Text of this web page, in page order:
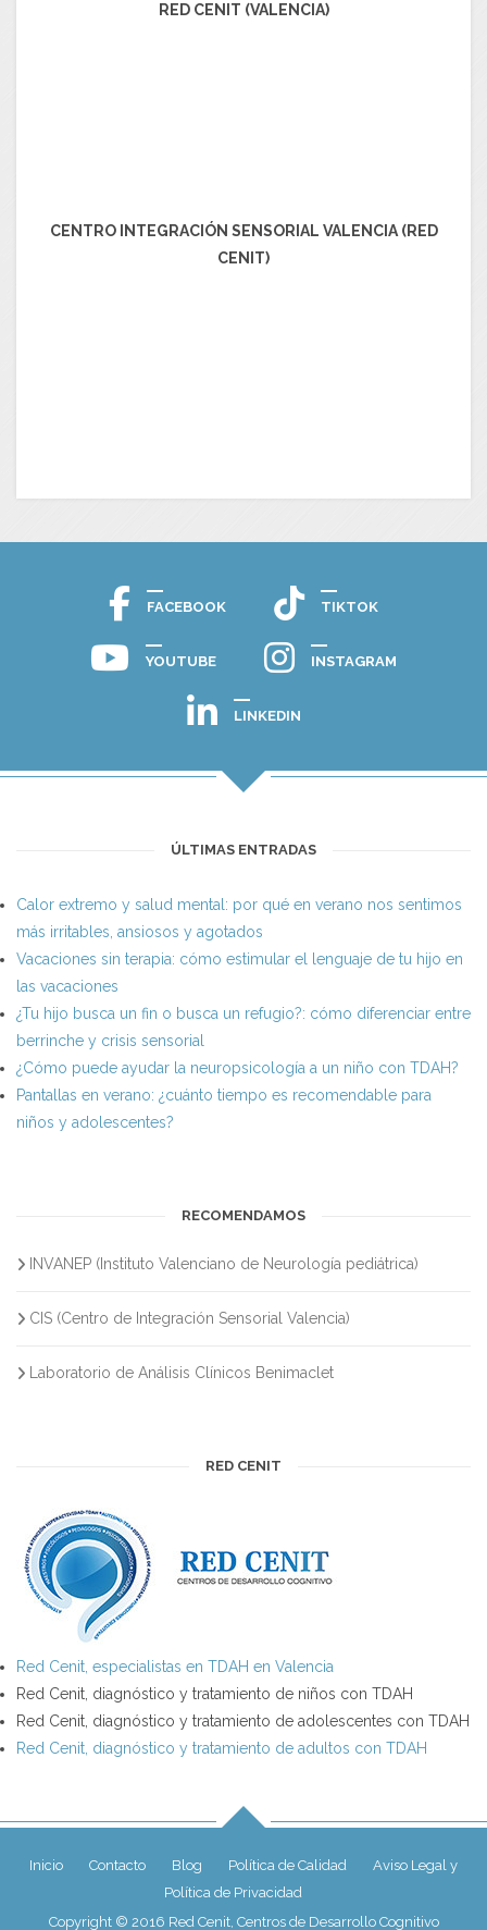
RED CENIT (VALENCIA)
CENTRO INTEGRACIÓN SENSORIAL VALENCIA (RED
CENIT)
FACEBOOK TIKTOK
YOUTUBE INSTAGRAM
LINKEDIN
ÚLTIMAS ENTRADAS
Calor extremo y salud mental: por qué en verano nos sentimos
más irritables, ansiosos y agotados
Vacaciones sin terapia: cómo estimular el lenguaje de tu hijo en
las vacaciones
¿Tu hijo busca un fin o busca un refugio?: cómo diferenciar entre
berrinche y crisis sensorial
¿Cómo puede ayudar la neuropsicología a un niño con TDAH?
Pantallas en verano: ¿cuánto tiempo es recomendable para
niños y adolescentes?
RECOMENDAMOS
INVANEP (Instituto Valenciano de Neurología pediátrica)
CIS (Centro de Integración Sensorial Valencia)
Laboratorio de Análisis Clínicos Benimaclet
RED CENIT
Red Cenit, especialistas en TDAH en Valencia
Red Cenit, diagnóstico y tratamiento de niños con TDAH
Red Cenit, diagnóstico y tratamiento de adolescentes con TDAH
Red Cenit, diagnóstico y tratamiento de adultos con TDAH
Inicio Contacto Blog Política de Calidad
Aviso Legal y
Política de Privacidad
Copyright © 2016 Red Cenit, Centros de Desarrollo Cognitivo